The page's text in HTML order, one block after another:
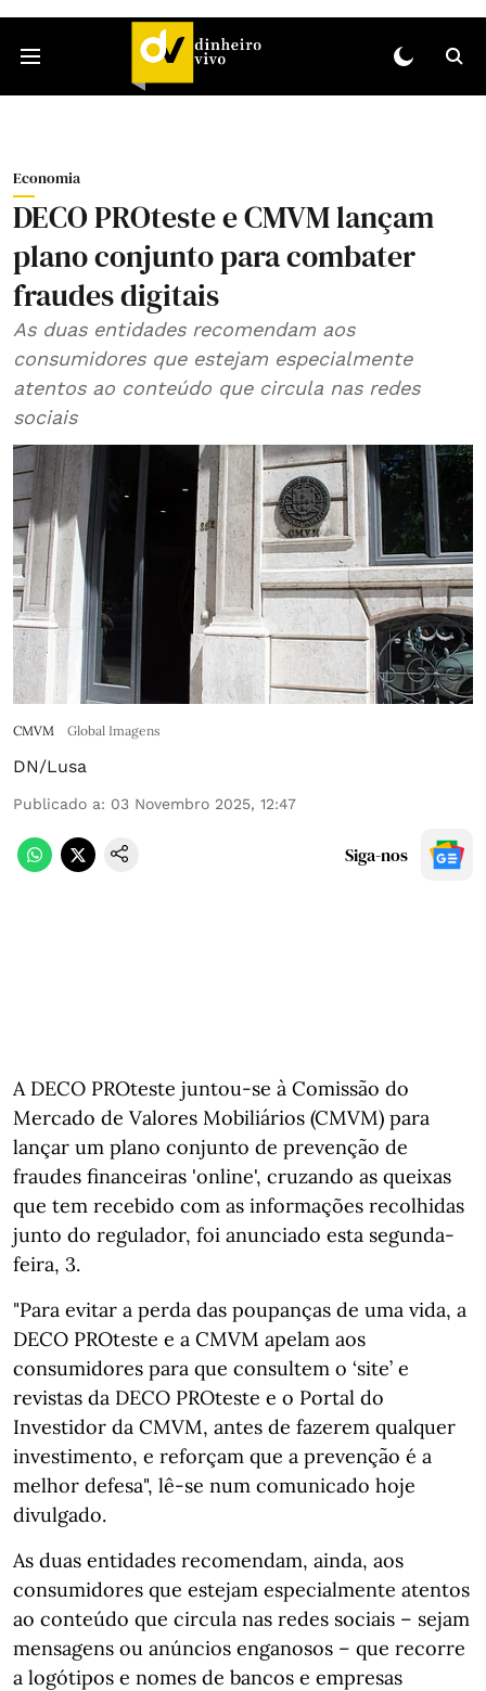
Economia
DECO PROteste e CMVM lançam
plano conjunto para combater
fraudes digitais
As duas entidades recomendam aos
consumidores que estejam especialmente
atentos ao conteúdo que circula nas redes
sociais
CMVM Global Imagens
DN/Lusa
Publicado a: 03 Novembro 2025, 12:47
Siga-nos
A DECO PROteste juntou-se à Comissão do
Mercado de Valores Mobiliários (CMVM) para
lançar um plano conjunto de prevenção de
fraudes financeiras 'online', cruzando as queixas
que tem recebido com as informações recolhidas
junto do regulador, foi anunciado esta segunda-
feira, 3.
"Para evitar a perda das poupanças de uma vida, a
DECO PROteste e a CMVM apelam aos
consumidores para que consultem o ‘site’ e
revistas da DECO PROteste e o Portal do
Investidor da CMVM, antes de fazerem qualquer
investimento, e reforçam que a prevenção é a
melhor defesa", lê-se num comunicado hoje
divulgado.
As duas entidades recomendam, ainda, aos
consumidores que estejam especialmente atentos
ao conteúdo que circula nas redes sociais – sejam
mensagens ou anúncios enganosos – que recorre
a logótipos e nomes de bancos e empresas